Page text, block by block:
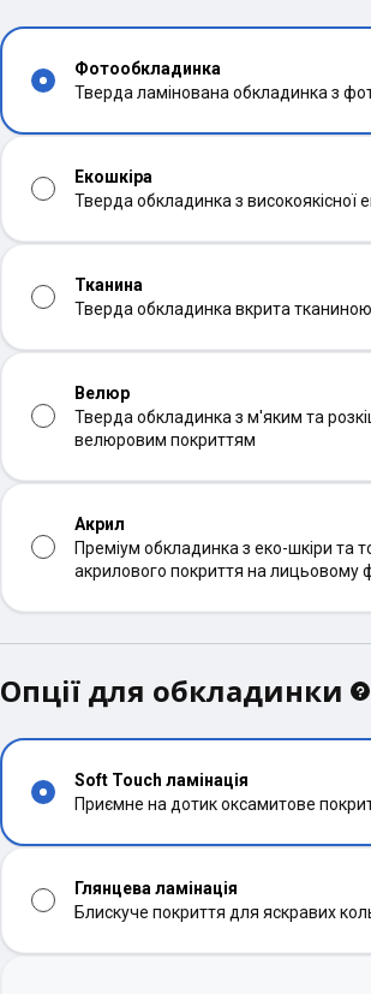
Фотообкладинка
Тверда ламінована обкладинка з
Екошкіра
Тверда обкладинка з високоякісної
Тканина
Тверда обкладинка вкрита тканиною
Велюр
Тверда обкладинка з м'яким та
велюровим покриттям
Акрил
Преміум обкладинка з еко-шкіри та
акрилового покриття на лицьовому
Опції для обкладинки
Soft Touch ламінація
Приємне на дотик оксамитове
Глянцева ламінація
Блискуче покриття для яскравих